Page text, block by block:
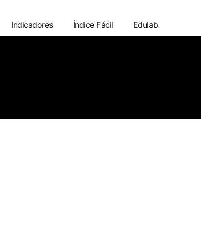
Indicadores Índice Fácil Edulab